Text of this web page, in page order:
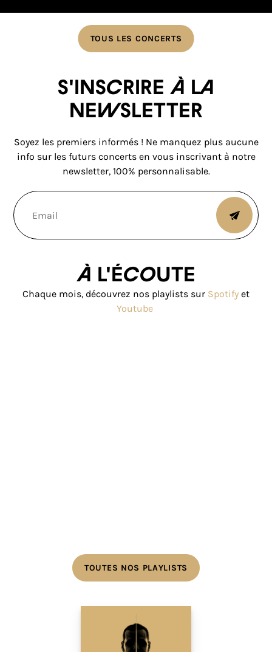
TOUS LES CONCERTS
S'inscrire à la
newsletter
Soyez les premiers informés ! Ne manquez plus aucune
info sur les futurs concerts en vous inscrivant à notre
newsletter, 100% personnalisable.
À l'écoute
Chaque mois, découvrez nos playlists sur Spotify et
Youtube
TOUTES NOS PLAYLISTS